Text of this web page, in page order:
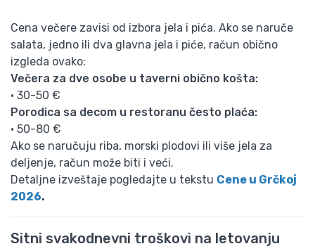
Cena večere zavisi od izbora jela i pića. Ako se naruče
salata, jedno ili dva glavna jela i piće, račun obično
izgleda ovako:
Večera za dve osobe u taverni obično košta:
• 30-50 €
Porodica sa decom u restoranu često plaća:
• 50-80 €
Ako se naručuju riba, morski plodovi ili više jela za
deljenje, račun može biti i veći.
Detaljne izveštaje pogledajte u tekstu Cene u Grčkoj
2026.
Sitni svakodnevni troškovi na letovanju